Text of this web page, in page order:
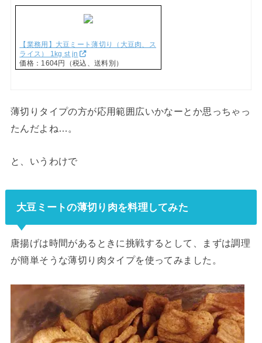
【業務用】大豆ミート薄切り（大豆肉、ス
ライス） 1kg st jn
価格：1604円（税込、送料別）
薄切りタイプの方が応用範囲広いかなーとか思っちゃっ
たんだよね…。
と、いうわけで
大豆ミートの薄切り肉を料理してみた
唐揚げは時間があるときに挑戦するとして、まずは調理
が簡単そうな薄切り肉タイプを使ってみました。